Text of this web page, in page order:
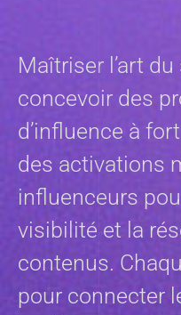
Maîtriser l’art
concevoir des programmes
d’influence à
des activations
influenceurs
visibilité et la
contenus.
pour connecter